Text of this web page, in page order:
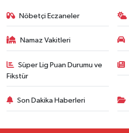
Nöbetçi Eczaneler
Namaz Vakitleri
Süper Lig Puan Durumu ve
Fikstür
Son Dakika Haberleri